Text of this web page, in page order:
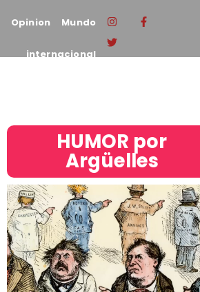
Opinion Mundo
internacional
HUMOR por
Argüelles​